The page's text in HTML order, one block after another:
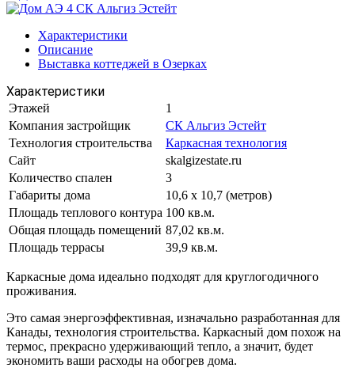
Характеристики
Описание
Выставка коттеджей в Озерках
Характеристики
Этажей
1
Компания застройщик
СК Альгиз Эстейт
Технология строительства
Каркасная технология
Сайт
skalgizestate.ru
Количество спален
3
Габариты дома
10,6 х 10,7 (метров)
Площадь теплового контура 100 кв.м.
Общая площадь помещений 87,02 кв.м.
Площадь террасы
39,9 кв.м.
Каркасные дома идеально подходят для круглогодичного
проживания.
Это самая энергоэффективная, изначально разработанная для
Канады, технология строительства. Каркасный дом похож на
термос, прекрасно удерживающий тепло, а значит, будет
экономить ваши расходы на обогрев дома.